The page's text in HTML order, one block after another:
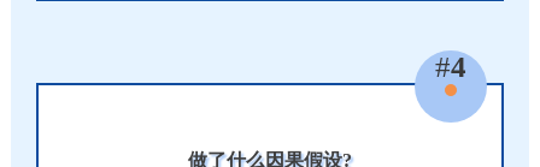
#4
做了什么因果假设?